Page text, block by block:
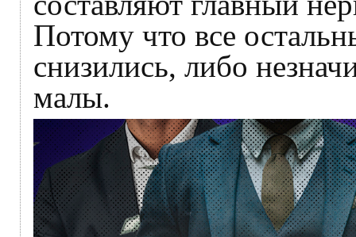
Потому что все
снизились, либо
малы.